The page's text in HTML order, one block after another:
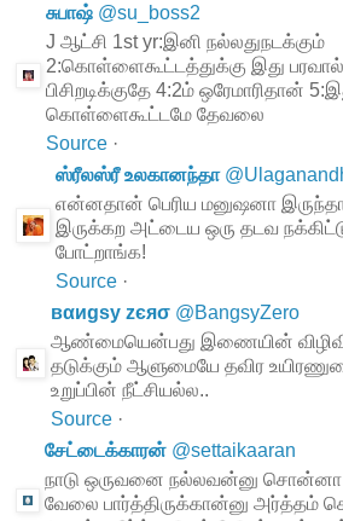
சுபாஷ் @su_boss2
J ஆட்சி 1st yr:இனி நல்லதுநடக்கும்
2:கொள்ளைகூட்டத்துக்கு இது
பிசிறடிக்குதே 4:2ம் ஒரேமாரிதான்
கொள்ளைகூட்டமே தேவலை
Source ·
ஸ்ரீலஸ்ரீ உலகானந்தா @
என்னதான் பெரிய மனுஷனா
இருக்கற அட்டைய ஒரு தடவ
போட்றாங்க!
Source ·
вαиgѕу zєяσ @BangsyZero
ஆண்மையென்பது இணையின்
தடுக்கும் ஆளுமையே தவிர
உறுப்பின் நீட்சியல்ல..
Source ·
சேட்டைக்காரன் @settaikaaran
நாடு ஒருவனை நல்லவன்னு
வேலை பார்த்திருக்கான்னு